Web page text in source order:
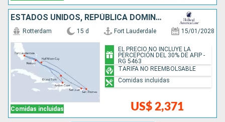
ESTADOS UNIDOS, REPÚBLICA DOMINICANA, BAHAMAS, PUERTO RICO
Comidas incluidas
Rotterdam 15 d Fort Lauderdale 15/01/2028
US$ 2,371
EL PRECIO NO INCLUYE LA
PERCEPCIÓN DEL 30% DE AFIP -
RG 5463
TARIFA NO REEMBOLSABLE
Comidas incluidas